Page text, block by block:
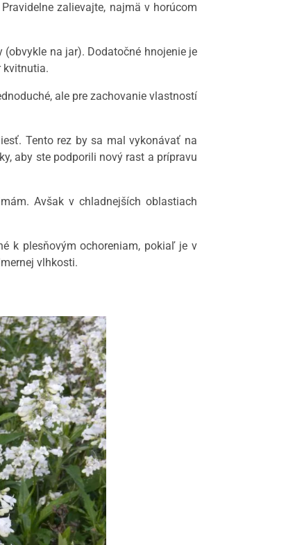
zalievajte, najmä v horúcom
na jar). Dodatočné hnojenie je
kvitnutia.
ale pre zachovanie vlastností
Tento rez by sa mal vykonávať na
aby ste podporili nový rast a prípravu
Avšak v chladnejších oblastiach
k plesňovým ochoreniam, pokiaľ je v
vlhkosti.